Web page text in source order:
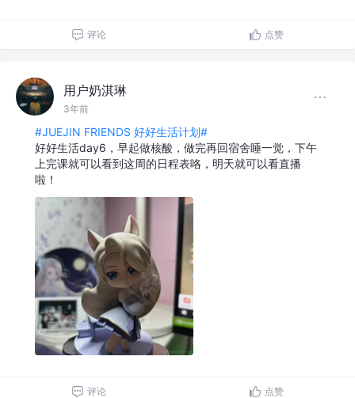
评论 点赞
用户奶淇琳
3年前
#JUEJIN FRIENDS 好好生活计划#
好好生活day6，早起做核酸，做完再回宿舍睡一觉，下午
上完课就可以看到这周的日程表咯，明天就可以看直播
啦！
评论 点赞